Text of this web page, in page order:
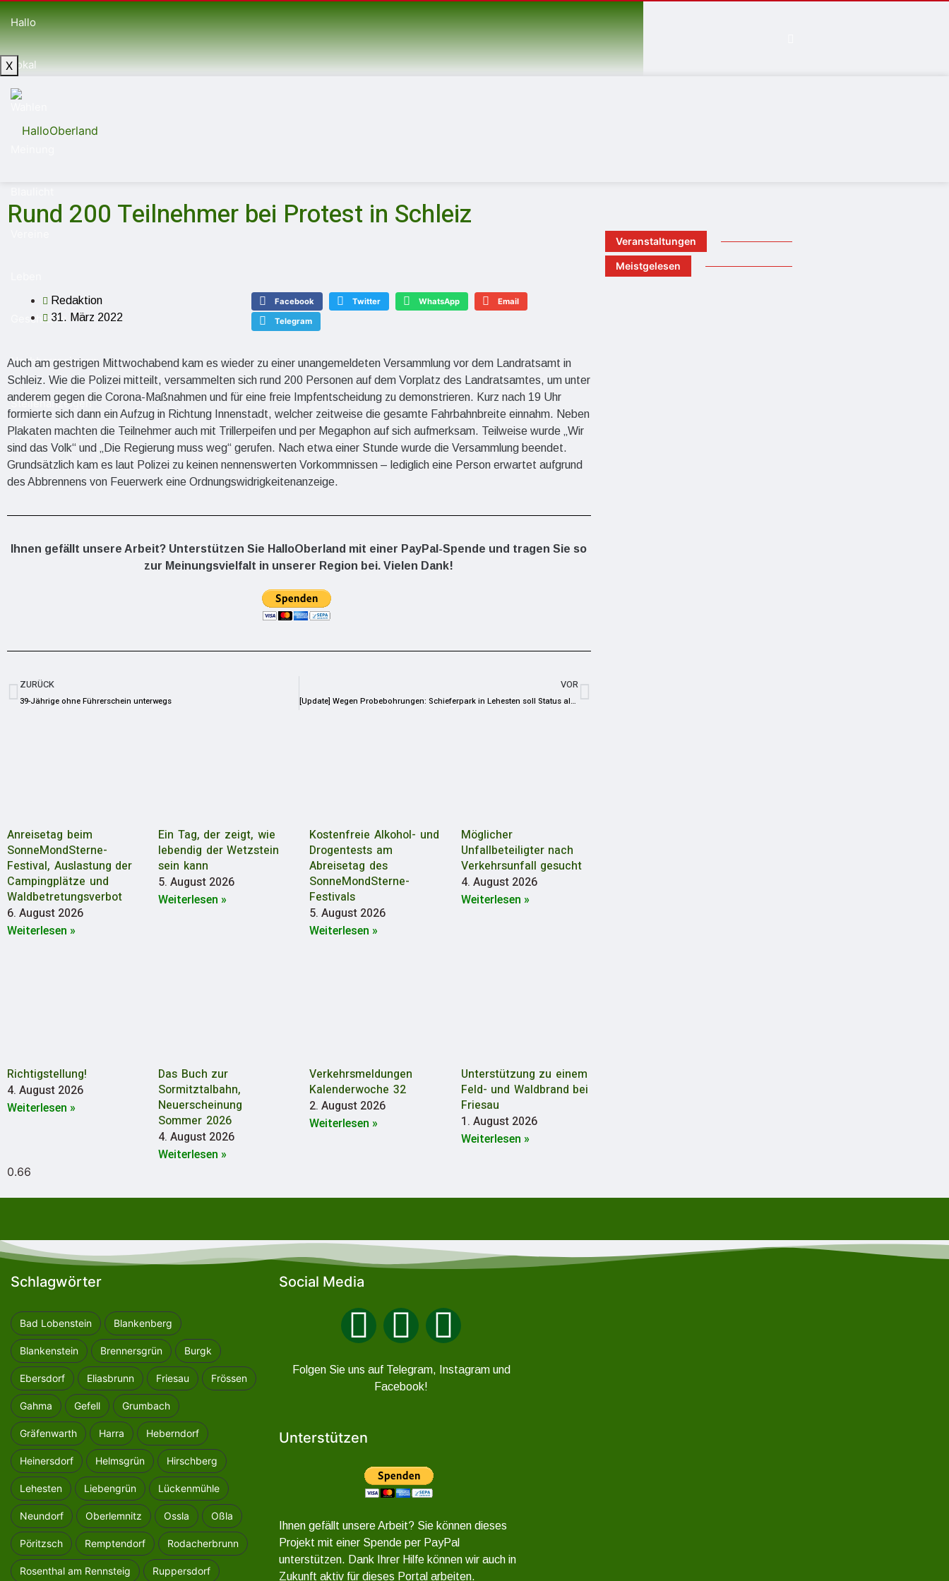
Hallo
Lokal
Geschichte
Nachbarregionen
Stellenanzeigen
X
Rund 200 Teilnehmer bei Protest in Schleiz
Redaktion
31. März 2022
Facebook Twitter WhatsApp Email
Telegram
Auch am gestrigen Mittwochabend kam es wieder zu einer unangemeldeten Versammlung vor dem Landratsamt in
Schleiz. Wie die Polizei mitteilt, versammelten sich rund 200 Personen auf dem Vorplatz des Landratsamtes, um unter
anderem gegen die Corona-Maßnahmen und für eine freie Impfentscheidung zu demonstrieren. Kurz nach 19 Uhr
formierte sich dann ein Aufzug in Richtung Innenstadt, welcher zeitweise die gesamte Fahrbahnbreite einnahm. Neben
Plakaten machten die Teilnehmer auch mit Trillerpeifen und per Megaphon auf sich aufmerksam. Teilweise wurde „Wir
sind das Volk“ und „Die Regierung muss weg“ gerufen. Nach etwa einer Stunde wurde die Versammlung beendet.
Grundsätzlich kam es laut Polizei zu keinen nennenswerten Vorkommnissen – lediglich eine Person erwartet aufgrund
des Abbrennens von Feuerwerk eine Ordnungswidrigkeitenanzeige.
Ihnen gefällt unsere Arbeit? Unterstützen Sie HalloOberland mit einer PayPal-Spende und tragen Sie so
zur Meinungsvielfalt in unserer Region bei. Vielen Dank!
ZURÜCK
39-Jährige ohne Führerschein unterwegs
VOR
[Update] Wegen Probebohrungen: Schieferpark in Lehesten soll Status als Naturschutzgebiet verlieren
Anreisetag beim
SonneMondSterne-
Festival, Auslastung der
Campingplätze und
Waldbetretungsverbot
6. August 2026
Weiterlesen »
Ein Tag, der zeigt, wie
lebendig der Wetzstein
sein kann
5. August 2026
Weiterlesen »
Kostenfreie Alkohol- und
Drogentests am
Abreisetag des
SonneMondSterne-
Festivals
5. August 2026
Weiterlesen »
Möglicher
Unfallbeteiligter nach
Verkehrsunfall gesucht
4. August 2026
Weiterlesen »
Richtigstellung!
4. August 2026
Weiterlesen »
Das Buch zur
Sormitztalbahn,
Neuerscheinung
Sommer 2026
4. August 2026
Weiterlesen »
Verkehrsmeldungen
Kalenderwoche 32
2. August 2026
Weiterlesen »
Unterstützung zu einem
Feld- und Waldbrand bei
Friesau
1. August 2026
Weiterlesen »
Veranstaltungen
Meistgelesen
Schlagwörter
Bad Lobenstein Blankenberg
Blankenstein Brennersgrün Burgk
Ebersdorf Eliasbrunn Friesau Frössen
Gahma Gefell Grumbach
Gräfenwarth Harra Heberndorf
Heinersdorf Helmsgrün Hirschberg
Lehesten Liebengrün Lückenmühle
Neundorf Oberlemnitz Ossla Oßla
Pöritzsch Remptendorf Rodacherbrunn
Rosenthal am Rennsteig Ruppersdorf
Social Media
Folgen Sie uns auf Telegram, Instagram und
Facebook!
Unterstützen
Ihnen gefällt unsere Arbeit? Sie können dieses
Projekt mit einer Spende per PayPal
unterstützen. Dank Ihrer Hilfe können wir auch in
Zukunft aktiv für dieses Portal arbeiten.